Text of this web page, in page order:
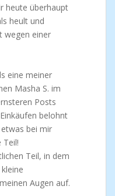
heute überhaupt
heult und
wegen einer
eine meiner
Masha S. im
Posts
belohnt
bei mir
Teil, in dem
Augen auf.